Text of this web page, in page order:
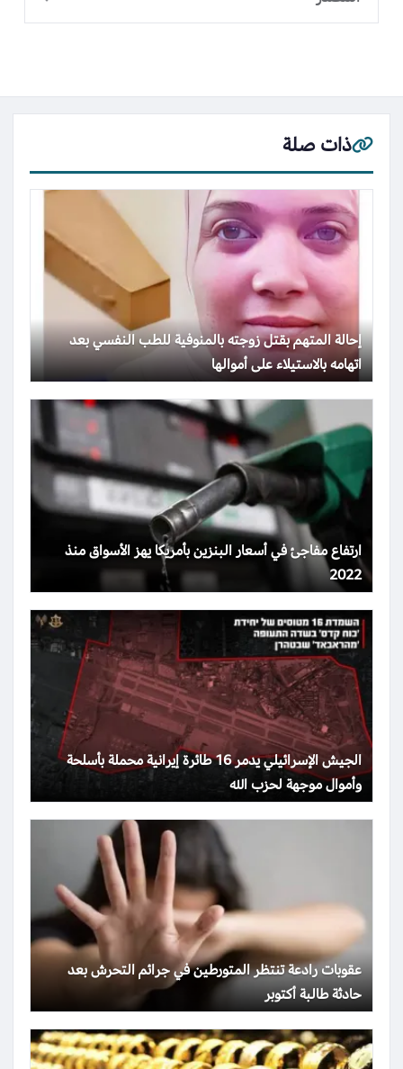
ذات صلة
إحالة المتهم بقتل زوجته بالمنوفية للطب النفسي بعد
اتهامه بالاستيلاء على أموالها
ارتفاع مفاجئ في أسعار البنزين بأمريكا يهز الأسواق منذ
2022
الجيش الإسرائيلي يدمر 16 طائرة إيرانية محملة بأسلحة
وأموال موجهة لحزب الله
عقوبات رادعة تنتظر المتورطين في جرائم التحرش بعد
حادثة طالبة أكتوبر